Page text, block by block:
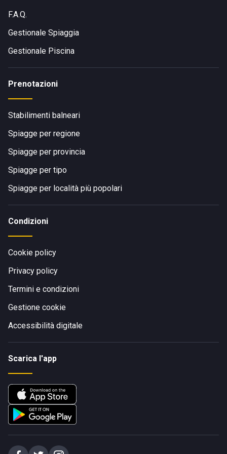
F.A.Q.
Gestionale Spiaggia
Gestionale Piscina
Prenotazioni
Stabilimenti balneari
Spiagge per regione
Spiagge per provincia
Spiagge per tipo
Spiagge per località più popolari
Condizioni
Cookie policy
Privacy policy
Termini e condizioni
Gestione cookie
Accessibilità digitale
Scarica l'app